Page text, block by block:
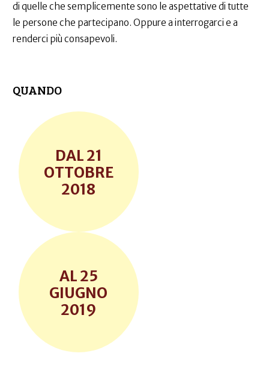
di quelle che semplicemente sono le aspettative di tutte
le persone che partecipano. Oppure a interrogarci e a
renderci più consapevoli.
QUANDO
21
OTTOBRE
2018
25
GIUGNO
2019